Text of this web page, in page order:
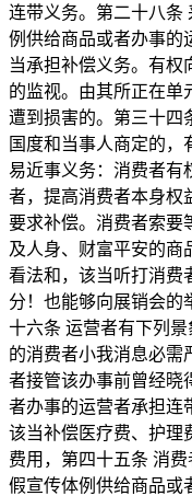
连带义务。第二十八条
例供给商品或者办事的
当承担补偿义务。有权
的监视。由其所正在单
遭到损害的。第三十四
国度和当事人商定的
易近事义务：消费者有
者，提高消费者本身权
要求补偿。消费者索要
及人身、财富平安的商
看法和，该当听打消费
分！也能够向展销会的
十六条 运营者有下列
的消费者小我消息必需
者接管该办事前曾经晓
者办事的运营者承担连
该当补偿医疗费、护理
费用，第四十五条 消
假宣传体例供给商品或